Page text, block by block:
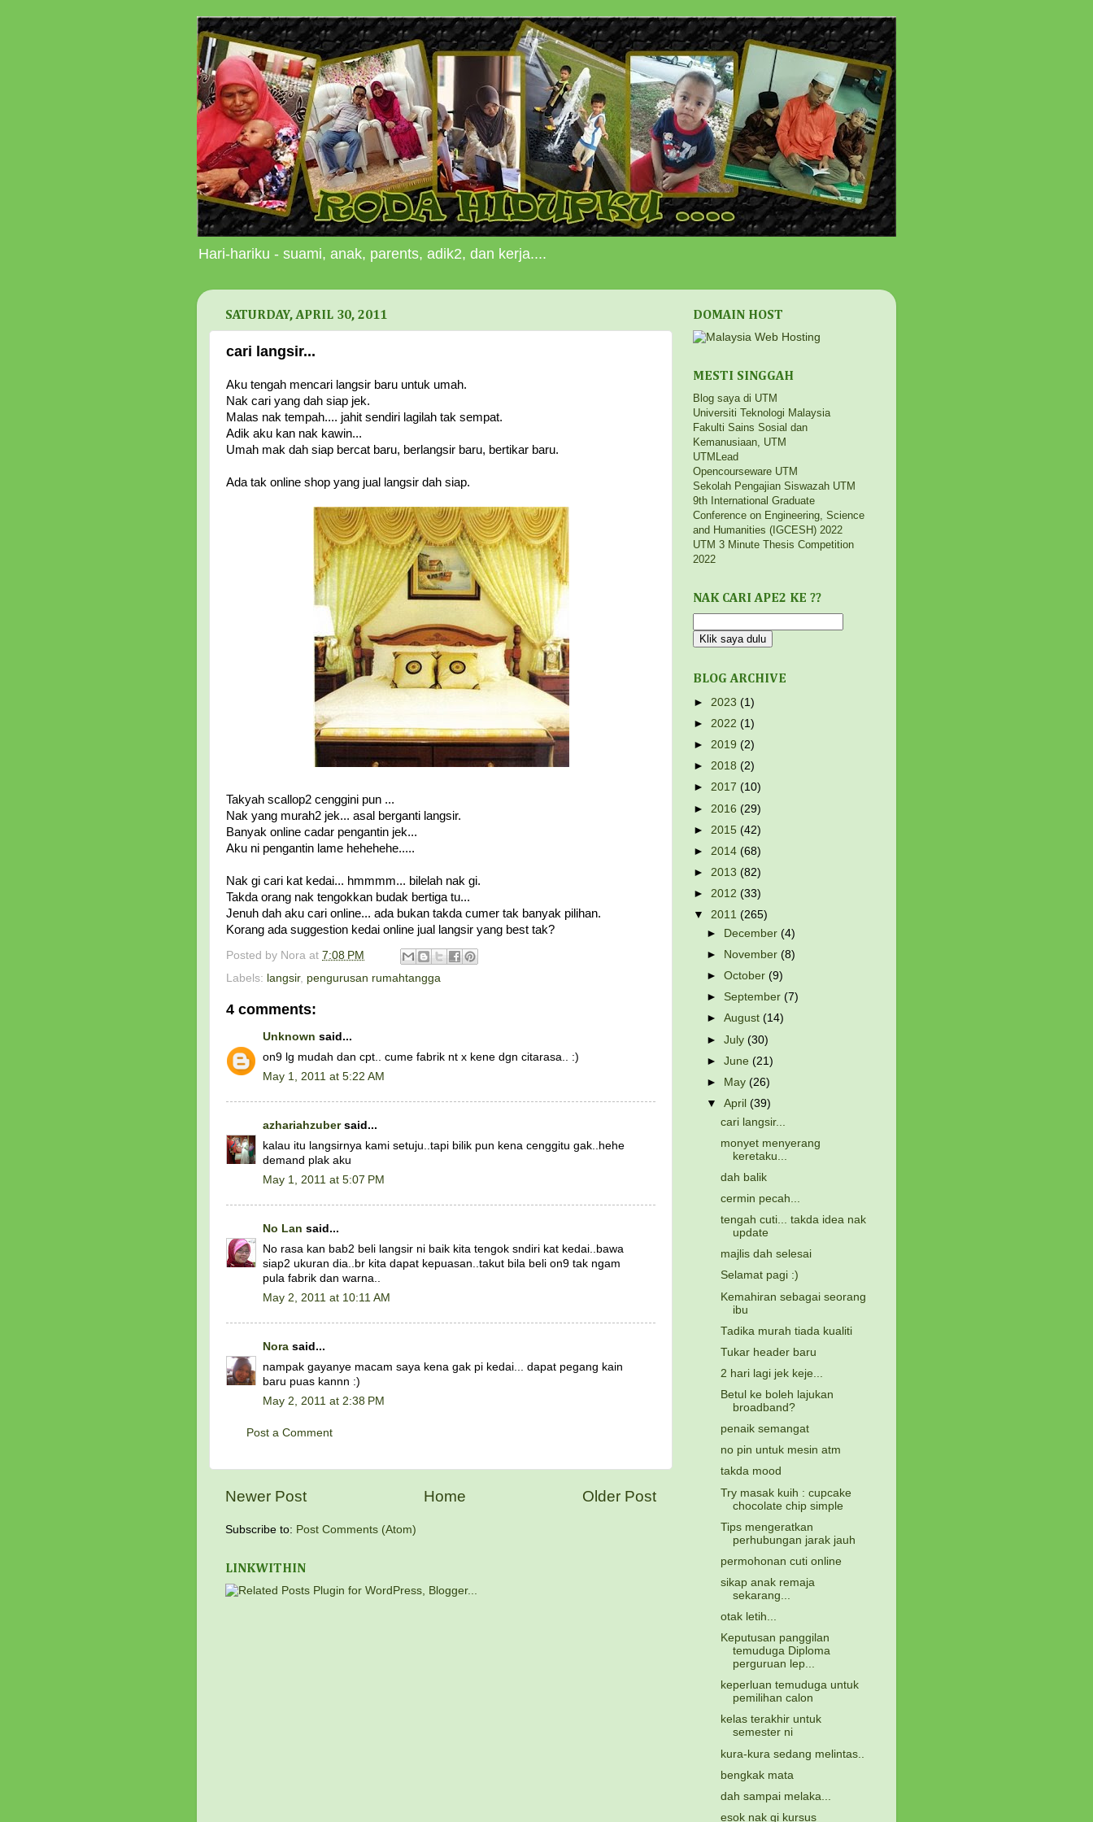
Hari-hariku - suami, anak, parents, adik2, dan kerja....
SATURDAY, APRIL 30, 2011
cari langsir...
Aku tengah mencari langsir baru untuk umah.
Nak cari yang dah siap jek.
Malas nak tempah.... jahit sendiri lagilah tak sempat.
Adik aku kan nak kawin...
Umah mak dah siap bercat baru, berlangsir baru, bertikar baru.
Ada tak online shop yang jual langsir dah siap.
Takyah scallop2 cenggini pun ...
Nak yang murah2 jek... asal berganti langsir.
Banyak online cadar pengantin jek...
Aku ni pengantin lame hehehehe.....
Nak gi cari kat kedai... hmmmm... bilelah nak gi.
Takda orang nak tengokkan budak bertiga tu...
Jenuh dah aku cari online... ada bukan takda cumer tak banyak pilihan.
Korang ada suggestion kedai online jual langsir yang best tak?
Posted by Nora at 7:08 PM
Labels: langsir, pengurusan rumahtangga
4 comments:
Unknown said...
on9 lg mudah dan cpt.. cume fabrik nt x kene dgn citarasa.. :)
May 1, 2011 at 5:22 AM
azhariahzubersaid...
kalau itu langsirnya kami setuju..tapi bilik pun kena cenggitu gak..hehe
demand plak aku
May 1, 2011 at 5:07 PM
No Lan said...
No rasa kan bab2 beli langsir ni baik kita tengok sndiri kat kedai..bawa
siap2 ukuran dia..br kita dapat kepuasan..takut bila beli on9 tak ngam
pula fabrik dan warna..
May 2, 2011 at 10:11 AM
Nora said...
nampak gayanye macam saya kena gak pi kedai... dapat pegang kain
baru puas kannn :)
May 2, 2011 at 2:38 PM
Post a Comment
Newer Post Older Post
Home
Subscribe to: Post Comments (Atom)
LINKWITHIN
DOMAIN HOST
MESTI SINGGAH
Blog saya di UTM
Universiti Teknologi Malaysia
Fakulti Sains Sosial dan
Kemanusiaan, UTM
UTMLead
Opencourseware UTM
Sekolah Pengajian Siswazah UTM
9th International Graduate
Conference on Engineering, Science
and Humanities (IGCESH) 2022
UTM 3 Minute Thesis Competition
2022
NAK CARI APE2 KE ??
BLOG ARCHIVE
► 2023 (1)
► 2022 (1)
► 2019 (2)
► 2018 (2)
► 2017 (10)
► 2016 (29)
► 2015 (42)
► 2014 (68)
► 2013 (82)
► 2012 (33)
▼ 2011 (265)
►
December(4)
►
November(8)
►October(9)
► September(7)
►August(14)
►July(30)
►June(21)
►
May(26)
▼April(39)
cari langsir...
monyet menyerang
keretaku...
dah balik
cermin pecah...
tengah cuti... takda idea nak
update
majlis dah selesai
Selamat pagi :)
Kemahiran sebagai seorang
ibu
Tadika murah tiada kualiti
Tukar header baru
2 hari lagi jek keje...
Betul ke boleh lajukan
broadband?
penaik semangat
no pin untuk mesin atm
takda mood
Try masak kuih : cupcake
chocolate chip simple
Tips mengeratkan
perhubungan jarak jauh
permohonan cuti online
sikap anak remaja
sekarang...
otak letih...
Keputusan panggilan
temuduga Diploma
perguruan lep...
keperluan temuduga untuk
pemilihan calon
kelas terakhir untuk
semester ni
kura-kura sedang melintas..
bengkak mata
dah sampai melaka...
esok nak gi kursus